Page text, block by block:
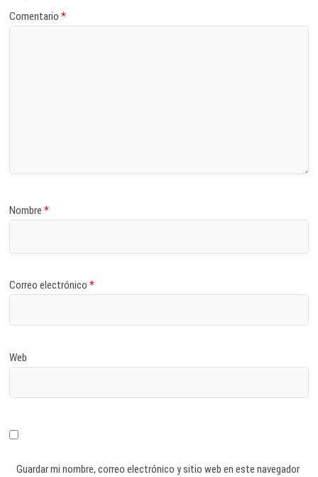
Comentario*
Nombre*
Correo electrónico*
Web
Guardar mi nombre, correo electrónico y sitio web en este navegador